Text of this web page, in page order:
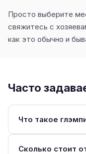
Просто выберите
свяжитесь с
как это обычно и
Часто
Что такое
Сколько стоит